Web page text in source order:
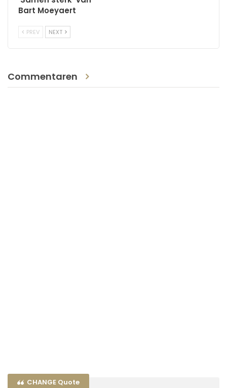
Bart Moeyaert
PREV NEXT
Commentaren
CHANGE Quote